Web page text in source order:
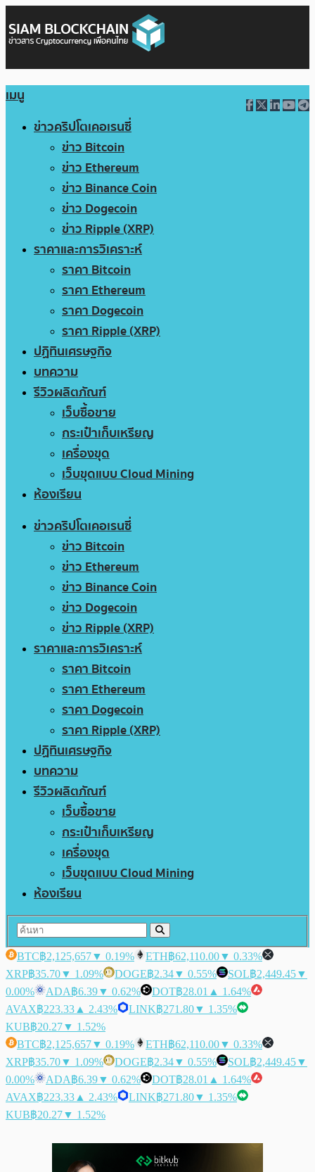
เมนู
ข่าวคริปโตเคอเรนซี่
ข่าว Bitcoin
ข่าว Ethereum
ข่าว Binance Coin
ข่าว Dogecoin
ข่าว Ripple (XRP)
ราคาและการวิเคราะห์
ราคา Bitcoin
ราคา Ethereum
ราคา Dogecoin
ราคา Ripple (XRP)
ปฏิทินเศรษฐกิจ
บทความ
รีวิวผลิตภัณฑ์
เว็บซื้อขาย
กระเป๋าเก็บเหรียญ
เครื่องขุด
เว็บขุดแบบ Cloud Mining
ห้องเรียน
ข่าวคริปโตเคอเรนซี่
ข่าว Bitcoin
ข่าว Ethereum
ข่าว Binance Coin
ข่าว Dogecoin
ข่าว Ripple (XRP)
ราคาและการวิเคราะห์
ราคา Bitcoin
ราคา Ethereum
ราคา Dogecoin
ราคา Ripple (XRP)
ปฏิทินเศรษฐกิจ
บทความ
รีวิวผลิตภัณฑ์
เว็บซื้อขาย
กระเป๋าเก็บเหรียญ
เครื่องขุด
เว็บขุดแบบ Cloud Mining
ห้องเรียน
BTC฿2,125,657▼ 0.19% ETH฿62,110.00▼ 0.33%
XRP฿35.70▼ 1.09% DOGE฿2.34▼ 0.55% SOL฿2,449.45▼
0.00%
ADA฿6.39▼ 0.62% DOT฿28.01 ▲ 1.64%
AVAX฿223.33 ▲ 2.43% LINK฿271.80▼ 1.35%
KUB฿20.27▼ 1.52%
BTC฿2,125,657▼ 0.19% ETH฿62,110.00▼ 0.33%
XRP฿35.70▼ 1.09% DOGE฿2.34▼ 0.55% SOL฿2,449.45▼
0.00%
ADA฿6.39▼ 0.62% DOT฿28.01 ▲ 1.64%
AVAX฿223.33 ▲ 2.43% LINK฿271.80▼ 1.35%
KUB฿20.27▼ 1.52%